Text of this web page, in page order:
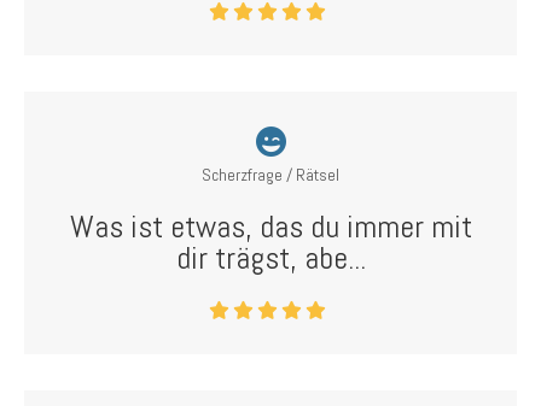
Scherzfrage / Rätsel
Was ist etwas, das du immer mit
dir trägst, abe...